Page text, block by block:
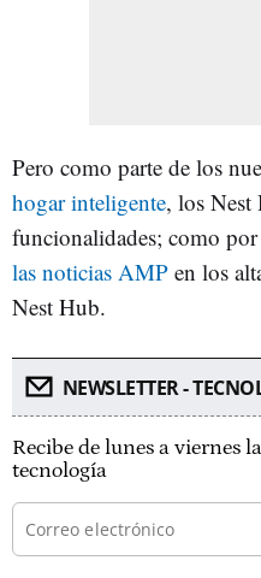
Pero como parte de los
hogar inteligente, los Nest
funcionalidades; como
las noticias AMP en los
Nest Hub.
NEWSLETTER -
Recibe de lunes a viernes
tecnología